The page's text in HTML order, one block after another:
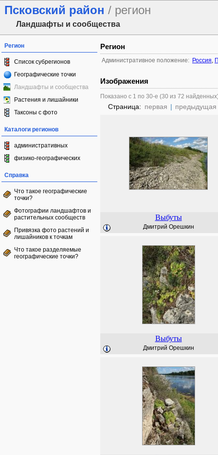
Псковский район / регион
Ландшафты и сообщества
Регион
Список субрегионов
Географические точки
Ландшафты и сообщества
Растения и лишайники
Таксоны с фото
Каталоги регионов
административных
физико-географических
Справка
Что такое географические
точки?
Фотографии ландшафтов и
растительных сообществ
Привязка фото растений и
лишайников к точкам
Что такое разделяемые
географические точки?
Регион
Административное положение: Россия,
Изображения
Показано с 1 по 30-е (30 из 72
Страница: первая | предыдущая
Выбуты
Дмитрий Орешкин
Выбуты
Дмитрий Орешкин